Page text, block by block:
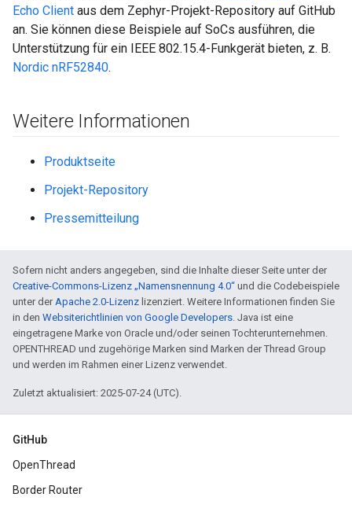
Echo Client aus dem Zephyr-Projekt-Repository auf GitHub
an. Sie können diese Beispiele auf SoCs ausführen, die
Unterstützung für ein IEEE 802.15.4-Funkgerät bieten, z. B.
Nordic nRF52840.
Weitere Informationen
Produktseite
Projekt-Repository
Pressemitteilung
Sofern nicht anders angegeben, sind die Inhalte dieser Seite unter der
Creative-Commons-Lizenz „Namensnennung 4.0“ und die Codebeispiele
unter derApache 2.0-Lizenz lizenziert. Weitere Informationen finden Sie
in den Websiterichtlinien von Google Developers. Java ist eine
eingetragene Marke von Oracle und/oder seinen Tochterunternehmen.
OPENTHREAD und zugehörige Marken sind Marken der Thread Group
und werden im Rahmen einer Lizenz verwendet.
Zuletzt aktualisiert: 2025-07-24 (UTC).
GitHub
OpenThread
Border Router